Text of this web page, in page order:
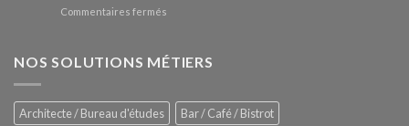
de
Commentaires fermés
Zitrux
–
Hygiène
NOS SOLUTIONS MÉTIERS
Architecte / Bureau d'études
Bar / Café / Bistrot